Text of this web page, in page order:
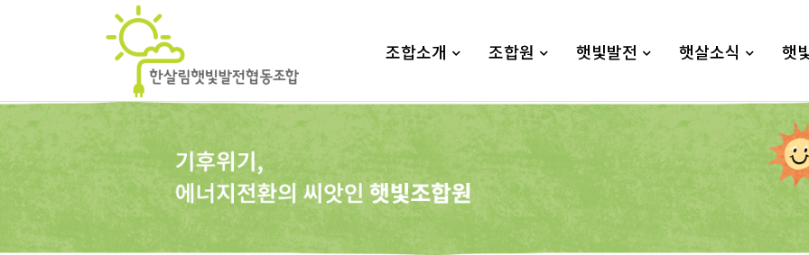
조합소개 조합원 햇빛발전 햇살소식 햇